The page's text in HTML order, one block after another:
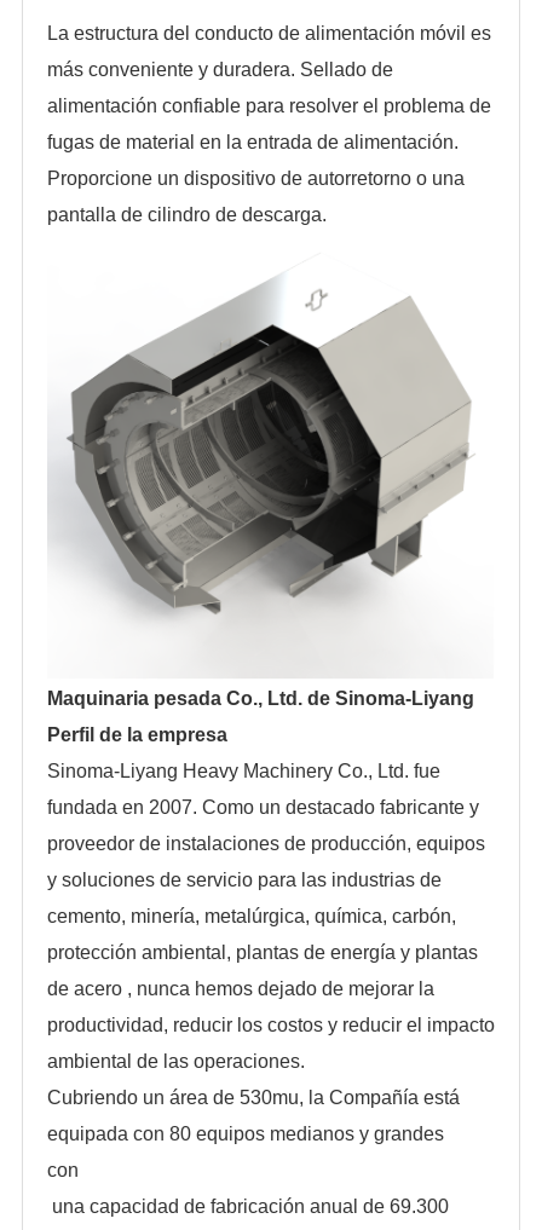
La estructura del conducto de alimentación móvil es
más conveniente y duradera. Sellado de
alimentación confiable para resolver el problema de
fugas de material en la entrada de alimentación.
Proporcione un dispositivo de autorretorno o una
pantalla de cilindro de descarga.
Maquinaria pesada Co., Ltd. de Sinoma-Liyang
Perfil de la empresa
Sinoma-Liyang Heavy Machinery Co., Ltd. fue
fundada en 2007. Como un destacado fabricante y
proveedor de instalaciones de producción, equipos
y soluciones de servicio para las industrias de
cemento, minería, metalúrgica, química, carbón,
protección ambiental, plantas de energía y plantas
de acero , nunca hemos dejado de mejorar la
productividad, reducir los costos y reducir el impacto
ambiental de las operaciones.
Cubriendo un área de 530mu, la Compañía está
equipada con 80 equipos medianos y grandes
con
una capacidad de fabricación anual de 69.300